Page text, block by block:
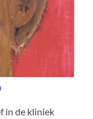
in de kliniek